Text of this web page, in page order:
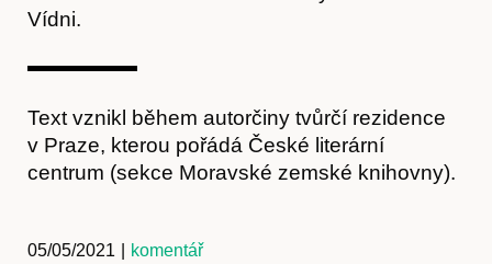
Předplatné
Vídni.
Text vznikl během autorčiny tvůrčí rezidence
v Praze, kterou pořádá České literární
centrum (sekce Moravské zemské knihovny).
05/05/2021 komentář